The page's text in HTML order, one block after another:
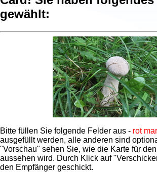
gewählt:
Bitte füllen Sie folgende Felder aus - rot
ausgefüllt werden, alle anderen sind
"Vorschau" sehen Sie, wie die Karte für
aussehen wird. Durch Klick auf
den Empfänger geschickt.